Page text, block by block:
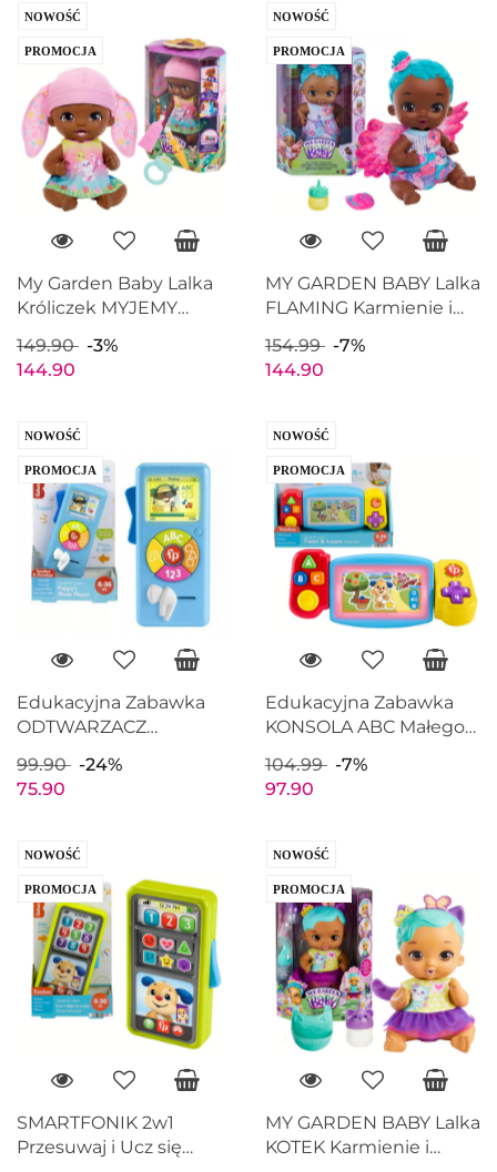
NOWOŚĆ
PROMOCJA
My Garden Baby Lalka
Króliczek MYJEMY
HGC11
149.90
-3%
144.90
NOWOŚĆ
PROMOCJA
MY GARDEN BABY Lalka
FLAMING Karmienie i
HPD11
154.99
-7%
144.90
NOWOŚĆ
PROMOCJA
Edukacyjna Zabawka
ODTWARZACZ
PRICE HRC30
99.90
-24%
75.90
NOWOŚĆ
PROMOCJA
Edukacyjna Zabawka
KONSOLA ABC Małego
HNN39
104.99
-7%
97.90
NOWOŚĆ
PROMOCJA
SMARTFONIK 2w1
Przesuwaj i Ucz się
NOWOŚĆ
PROMOCJA
MY GARDEN BABY Lalka
KOTEK Karmienie i